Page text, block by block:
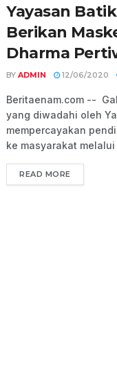
Yayasan
Berikan
Dharma
BY ADMIN 12/06/2020
Beritaenam.com --
yang diwadahi oleh
mempercayakan
ke masyarakat melalui
READ MORE